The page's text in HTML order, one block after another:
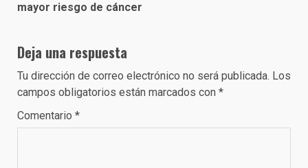
mayor riesgo de cáncer
Deja una respuesta
Tu dirección de correo electrónico no será publicada. Los
campos obligatorios están marcados con *
Comentario *